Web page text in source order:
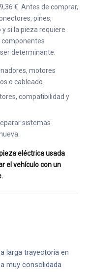
€. Antes de comprar,
pines,
si la pieza requiere
componentes
determinante.
motores
o cableado.
compatibilidad y
sistemas
eléctrica usada
el vehículo con un
larga trayectoria en
muy consolidada